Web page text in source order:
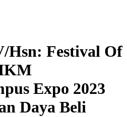
Hsn: Festival Of
Expo 2023
Daya Beli